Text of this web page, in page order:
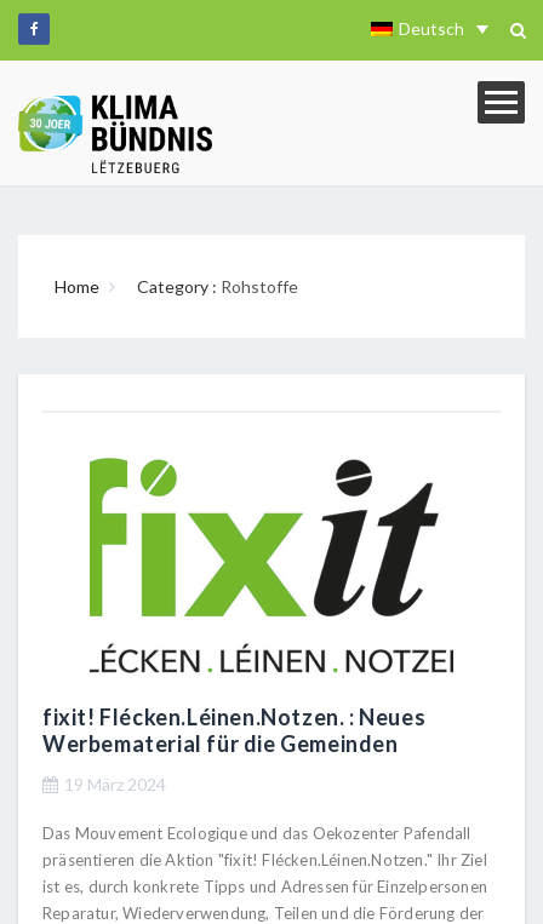
Deutsch
Home Category : Rohstoffe
fixit! Flécken.Léinen.Notzen. : Neues
Werbematerial für die Gemeinden
19 März 2024
Das Mouvement Ecologique und das Oekozenter Pafendall
präsentieren die Aktion "fixit! Flécken.Léinen.Notzen." Ihr Ziel
ist es, durch konkrete Tipps und Adressen für Einzelpersonen
Reparatur, Wiederverwendung, Teilen und die Förderung der